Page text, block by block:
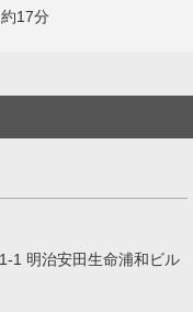
17分
1 明治安田生命浦和ビル